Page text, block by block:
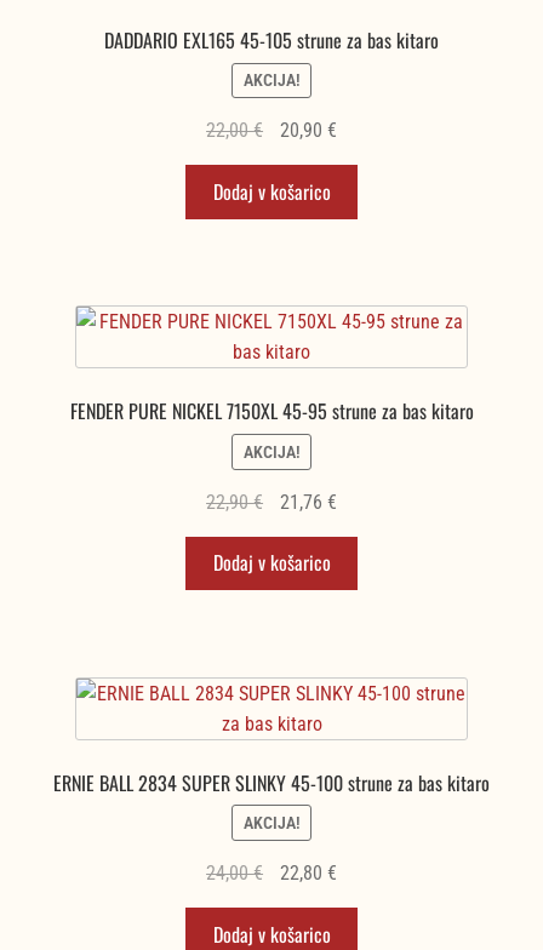
DADDARIO EXL165 45-105 strune za bas kitaro
AKCIJA!
22,00€
Izvirna
cena
je
bila:
20,90 €Trenutna
cena
20,90 €.
Dodaj v košarico
FENDER PURE NICKEL 7150XL 45-95 strune za bas kitaro
AKCIJA!
22,90€
Izvirna
je
bila:
21,76 €Trenutna
21,76 €.
Dodaj v košarico
ERNIE BALL 2834 SUPER SLINKY 45-100 strune za bas kitaro
AKCIJA!
24,00€
Izvirna
cena
je
22,80 €Trenutna
cena
Dodaj v košarico